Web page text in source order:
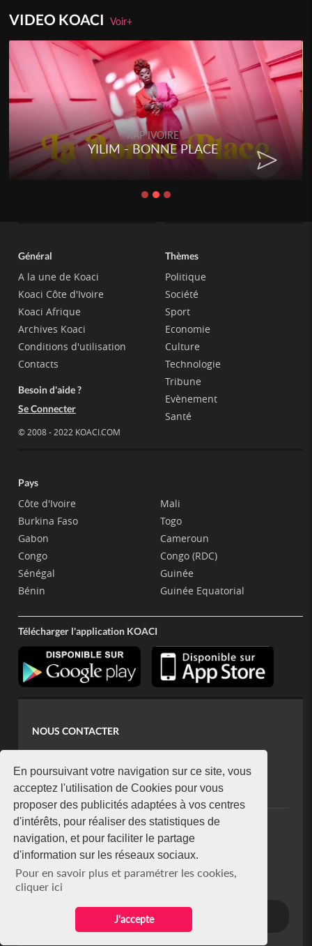
En poursuivant votre navigation sur ce site, vous
acceptez l'utilisation de Cookies pour vous
proposer des publicités adaptées à vos centres
d'intérêts, pour réaliser des statistiques de
navigation, et pour faciliter le partage
d'information sur les réseaux sociaux.
Pour en savoir plus et paramétrer les cookies,
cliquer ici
J'accepte
VIDEO KOACIVoir+
RAP IVOIRE
YILIM - BONNE PLACE
Général
A la une de Koaci
Koaci Côte d'Ivoire
Koaci Afrique
Archives Koaci
Conditions d'utilisation
Contacts
Besoin d'aide ?
Se Connecter
© 2008 - 2022 KOACI.COM
Thèmes
Politique
Société
Sport
Economie
Culture
Technologie
Tribune
Evènement
Santé
Pays
Côte d'Ivoire
Burkina Faso
Gabon
Congo
Sénégal
Bénin
Mali
Togo
Cameroun
Congo (RDC)
Guinée
Guinée Equatorial
Télécharger l'application KOACI
NOUS CONTACTER
koaci@yahoo.fr
+225 07 08 85 52 93
NEWSLETTER
Restez connecté via notre newsletter
S'abonner
Se désabonner